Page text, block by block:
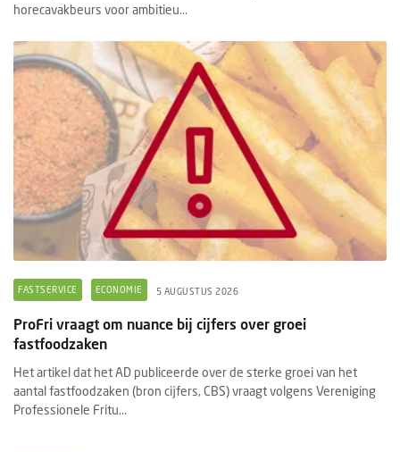
horecavakbeurs voor ambitieu...
FASTSERVICE ECONOMIE 5 AUGUSTUS 2026
ProFri vraagt om nuance bij cijfers over groei
fastfoodzaken
Het artikel dat het AD publiceerde over de sterke groei van het
aantal fastfoodzaken (bron cijfers, CBS) vraagt volgens Vereniging
Professionele Fritu...